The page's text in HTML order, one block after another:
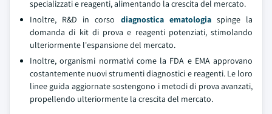
specializzati e reagenti, alimentando la crescita del mercato.
Inoltre, R&D in corso diagnostica ematologiaspinge la
domanda di kit di prova e reagenti potenziati, stimolando
ulteriormente l'espansione del mercato.
Inoltre, organismi normativi come la FDA e EMA approvano
costantemente nuovi strumenti diagnostici e reagenti. Le loro
linee guida aggiornate sostengono i metodi di prova avanzati,
propellendo ulteriormente la crescita del mercato.